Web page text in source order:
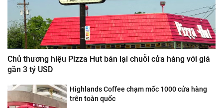
Chủ thương hiệu Pizza Hut bán lại chuỗi cửa hàng với giá
gần 3 tỷ USD
Highlands Coffee chạm mốc 1000 cửa hàng
trên toàn quốc